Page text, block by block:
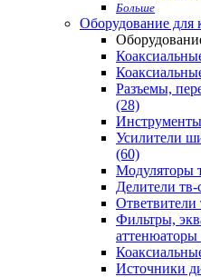
Больше
Оборудование для
Разъемы,
(28)
Инструменты
Усилители
(60)
Модуляторы
Делители тв-
Ответвители
Фильтры,
аттенюаторы
Источники